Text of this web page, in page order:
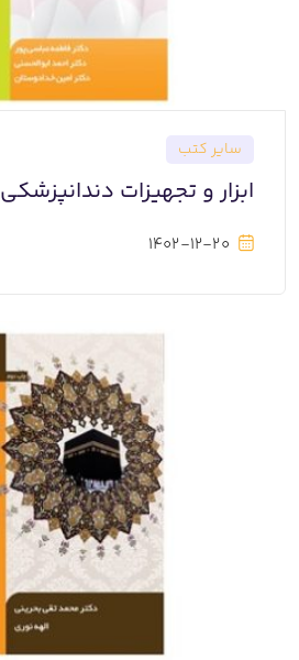
سایر کتب
ابزار و تجهیزات دندانپزشکی
1402-12-20